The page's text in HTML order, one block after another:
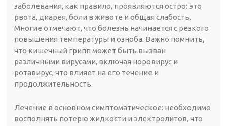
заболевания, как правило, проявляются остро: это
рвота, диарея, боли в животе и общая слабость.
Многие отмечают, что болезнь начинается с резкого
повышения температуры и озноба. Важно помнить,
что кишечный грипп может быть вызван
различными вирусами, включая норовирус и
ротавирус, что влияет на его течение и
продолжительность.
Лечение в основном симптоматическое: необходимо
восполнять потерю жидкости и электролитов, что